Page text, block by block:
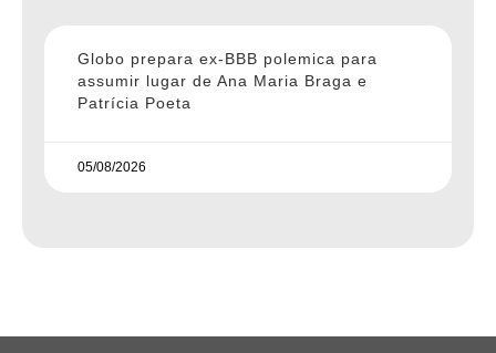
Globo prepara ex-BBB polemica para
assumir lugar de Ana Maria Braga e
Patrícia Poeta
05/08/2026